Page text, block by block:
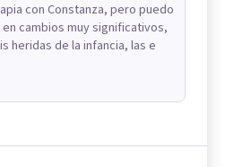
con Constanza, pero puedo
cambios muy significativos,
heridas de la infancia, las e